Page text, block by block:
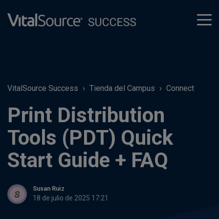
VitalSource Success Tienda del Campus Connect
Print Distribution
Tools (PDT) Quick
Start Guide + FAQ
Susan Ruiz
18 de julio de 2025 17:21